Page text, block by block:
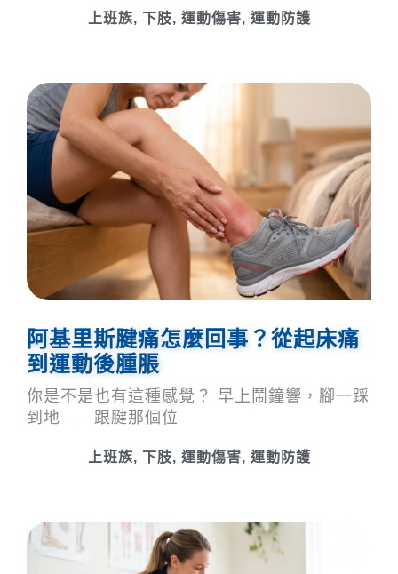
上班族, 下肢, 運動傷害, 運動防護
阿基里斯腱痛怎麼回事？從起床痛
到運動後腫脹
你是不是也有這種感覺？ 早上鬧鐘響，腳一踩
到地——跟腱那個位
上班族, 下肢, 運動傷害, 運動防護